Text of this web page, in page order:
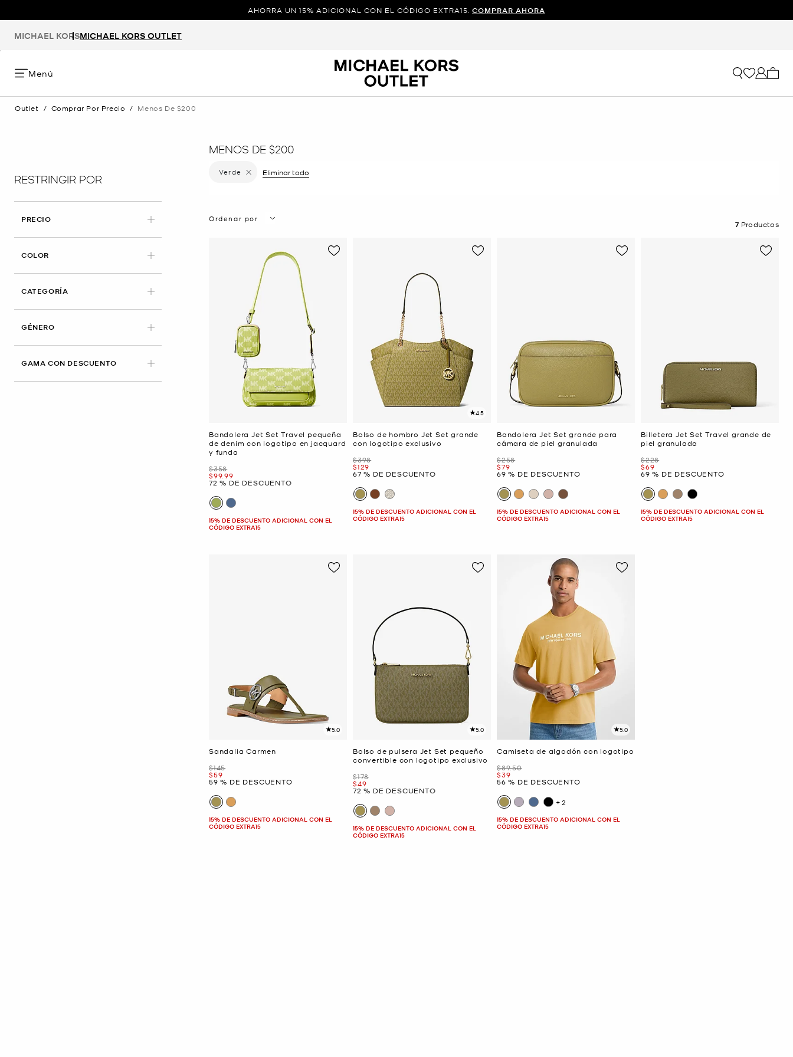
AHORRA UN 15% ADICIONAL CON EL CÓDIGO EXTRA15. COMPRAR AHORA
MICHAEL KORSMICHAEL KORS OUTLET
Menú
Outlet / Comprar Por Precio / Menos De $200
RESTRINGIR POR
PRECIO
COLOR
CATEGORÍA
GÉNERO
GAMA CON DESCUENTO
MENOS DE $200
Eliminar filtro Actualmente restringido porColor: Verde
Verde Eliminar todo
Ordenar por
7 Productos
Bandolera Jet Set Travel pequeña
de denim con logotipo en jacquard
y funda
Era
$358
Ahora
$99.99
72 % DE DESCUENTO
15% DE DESCUENTO ADICIONAL CON EL
CÓDIGO EXTRA15
4.5
Bolso de hombro Jet Set grande
con logotipo exclusivo
Era
$398
Ahora
$129
67 % DE DESCUENTO
15% DE DESCUENTO ADICIONAL CON EL
CÓDIGO EXTRA15
Bandolera Jet Set grande para
cámara de piel granulada
Era
$258
Ahora
$79
69 % DE DESCUENTO
15% DE DESCUENTO ADICIONAL CON EL
CÓDIGO EXTRA15
Billetera Jet Set Travel grande de
piel granulada
Era
$228
Ahora
$69
69 % DE DESCUENTO
15% DE DESCUENTO ADICIONAL CON EL
CÓDIGO EXTRA15
5.0
Sandalia Carmen
Era
$145
Ahora
$59
59 % DE DESCUENTO
15% DE DESCUENTO ADICIONAL CON EL
CÓDIGO EXTRA15
5.0
Bolso de pulsera Jet Set pequeño
convertible con logotipo exclusivo
Era
$178
Ahora
$49
72 % DE DESCUENTO
15% DE DESCUENTO ADICIONAL CON EL
CÓDIGO EXTRA15
5.0
Camiseta de algodón con logotipo
Era
$89.50
Ahora
$39
56 % DE DESCUENTO
+2
15% DE DESCUENTO ADICIONAL CON EL
CÓDIGO EXTRA15